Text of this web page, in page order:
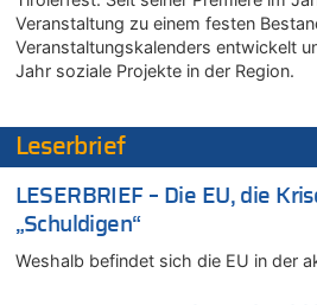
06.08.2026 - 12:13 von Dax zu
Zweite Hitzewelle in diesem
06.08.2026 - 12:13 von Heinz F. zu
Mehrere Menschen in Londons
Zweite Hitzewelle in diesem
Frau hörte Stimmen aus Haus des
06.08.2026 - 11:52 von Hubert F. zu
Zweite Hitzewelle in diesem
Veranstaltung zu einem festen
Veranstaltungskalenders entwickelt
Jahr soziale Projekte in der Region.
Leserbrief
LESERBRIEF – Die EU, die
„Schuldigen“
Weshalb befindet sich die EU in der